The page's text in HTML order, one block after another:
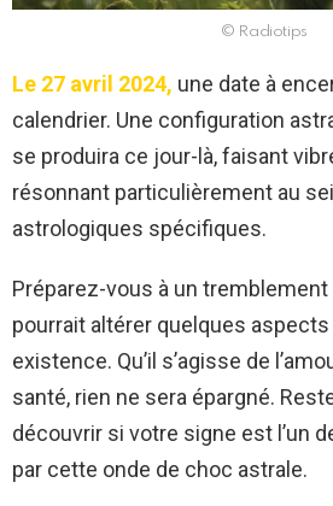
© Radiotips
Le 27 avril 2024, une date à
calendrier. Une configuration
se produira ce jour-là, faisant
résonnant particulièrement au
astrologiques spécifiques.
Préparez-vous à un
pourrait altérer quelques
existence. Qu’il s’agisse de
santé, rien ne sera épargné.
découvrir si votre signe est l’un
par cette onde de choc astrale.